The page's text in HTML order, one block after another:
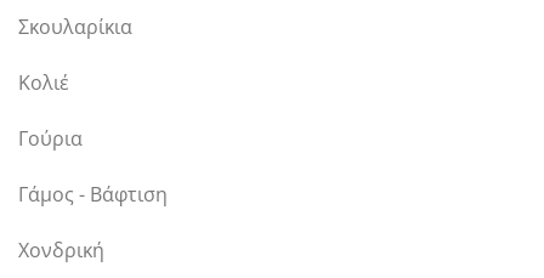
Σκουλαρίκια
Κολιέ
Γούρια
Γάμος - Βάφτιση
Χονδρική